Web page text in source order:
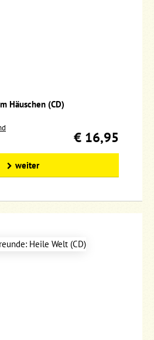
Häuschen (CD)
€ 16,95
weiter